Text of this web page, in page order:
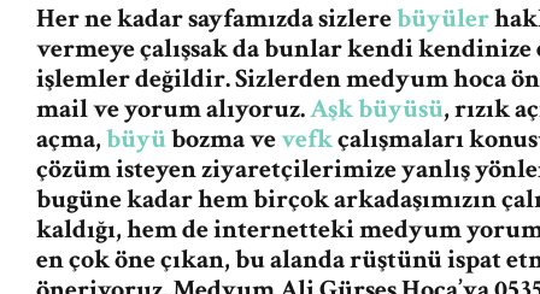
Her ne kadar sayfamızda sizlerebüyüler
vermeye çalışsak da bunlar kendi
işlemler değildir. Sizlerden medyum hoca
mail ve yorum alıyoruz.Aşk büyüsü, rızık
açma,büyübozma vevefkçalışmaları
çözüm isteyen ziyaretçilerimize yanlış
bugüne kadar hem birçok arkadaşımızın
kaldığı, hem de internetteki medyum
en çok öne çıkan, bu alanda rüştünü ispat